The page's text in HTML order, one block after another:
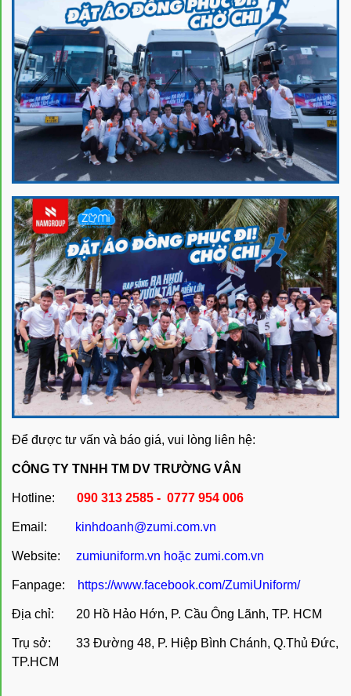
Để được tư vấn và báo giá, vui lòng liên hệ:
CÔNG TY TNHH TM DV TRƯỜNG VÂN
Hotline: 090 313 2585 - 0777 954 006
Email: kinhdoanh@zumi.com.vn
Website: zumiuniform.vn hoặc zumi.com.vn
Fanpage: https://www.facebook.com/ZumiUniform/
Địa chỉ: 20 Hồ Hảo Hớn, P. Cầu Ông Lãnh, TP. HCM
Trụ sở: 33 Đường 48, P. Hiệp Bình Chánh, Q.Thủ Đức,
TP.HCM